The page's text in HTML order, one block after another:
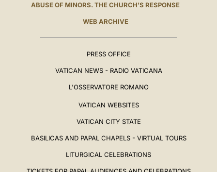
ABUSE OF MINORS. THE CHURCH'S RESPONSE
WEB ARCHIVE
PRESS OFFICE
VATICAN NEWS - RADIO VATICANA
L'OSSERVATORE ROMANO
VATICAN WEBSITES
VATICAN CITY STATE
BASILICAS AND PAPAL CHAPELS - VIRTUAL TOURS
LITURGICAL CELEBRATIONS